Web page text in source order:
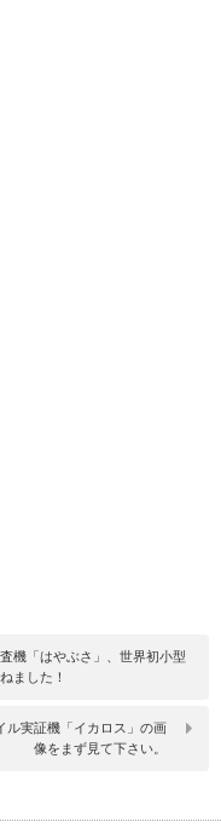
機「はやぶさ」、世界初小型
ました！
ル実証機「イカロス」の画
像をまず見て下さい。